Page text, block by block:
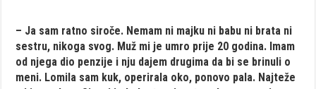
– Ja sam ratno siroče. Nemam ni majku ni babu ni brata ni
sestru, nikoga svog. Muž mi je umro prije 20 godina. Imam
od njega dio penzije i nju dajem drugima da bi se brinuli o
meni. Lomila sam kuk, operirala oko, ponovo pala. Najteže